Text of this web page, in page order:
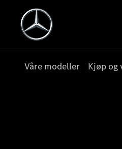
Våre modeller Kjøp og